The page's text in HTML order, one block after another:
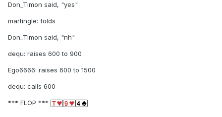
Don_Timon said, "yes"
martingle: folds
Don_Timon said, "nh"
dequ: raises 600 to 900
Ego6666: raises 600 to 1500
dequ: calls 600
*** FLOP ***